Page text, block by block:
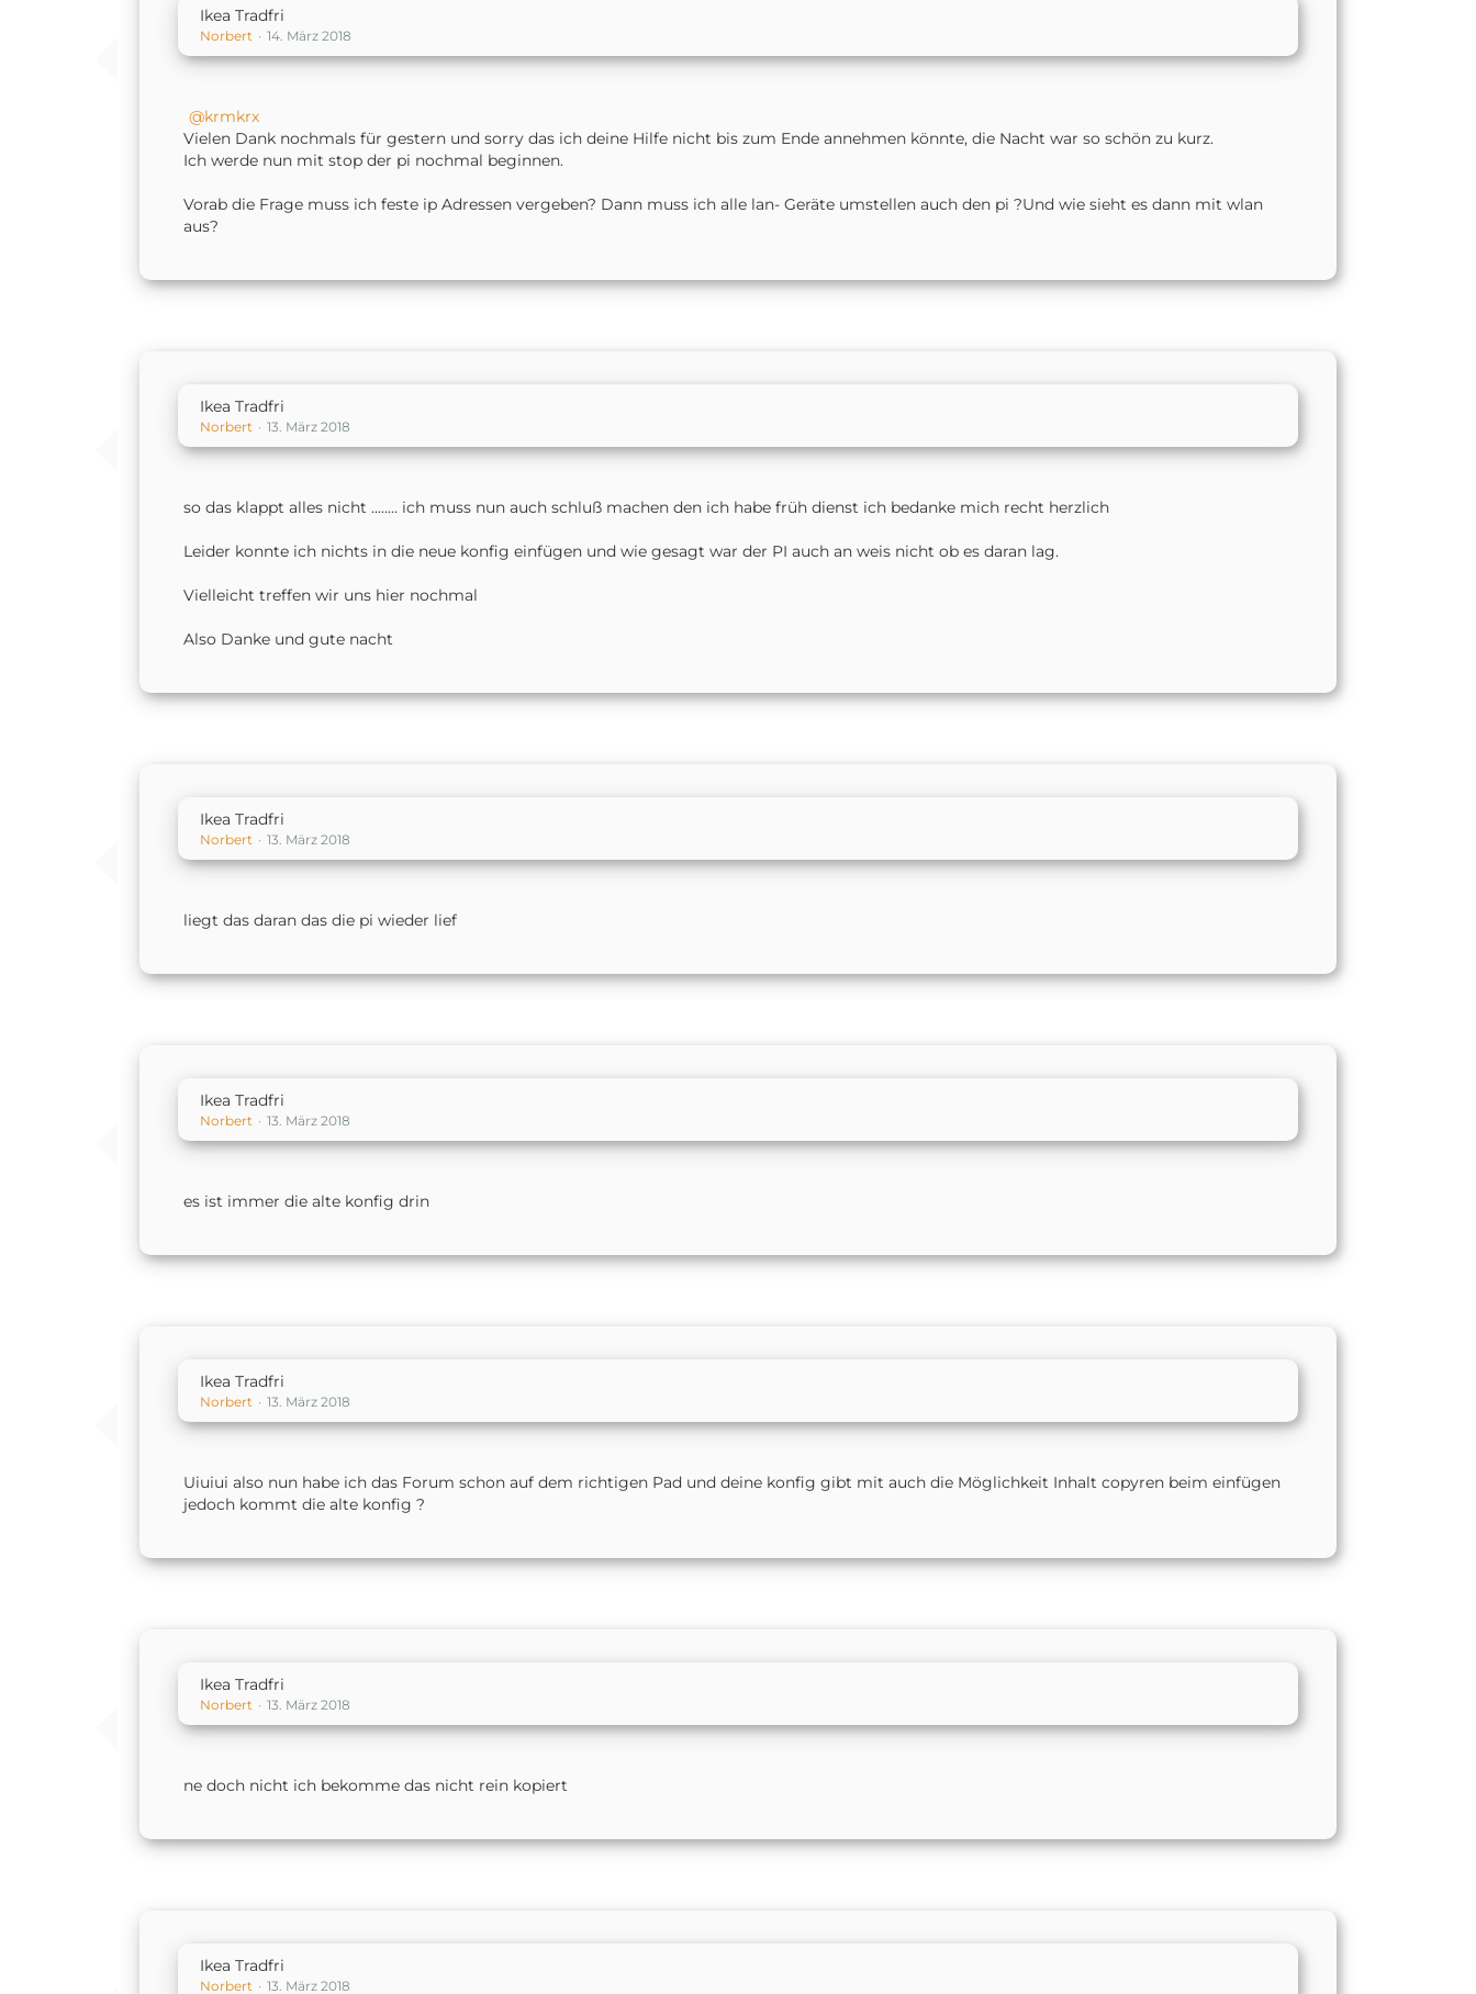
Ikea Tradfri
Norbert 14. März 2018
krmkrx
Vielen Dank nochmals für gestern und sorry das ich deine Hilfe nicht bis zum Ende annehmen könnte, die Nacht war so schön zu kurz.
Ich werde nun mit stop der pi nochmal beginnen.
Vorab die Frage muss ich feste ip Adressen vergeben? Dann muss ich alle lan- Geräte umstellen auch den pi ?Und wie sieht es dann mit wlan
aus?
Ikea Tradfri
Norbert 13. März 2018
so das klappt alles nicht ........ ich muss nun auch schluß machen den ich habe früh dienst ich bedanke mich recht herzlich
Leider konnte ich nichts in die neue konfig einfügen und wie gesagt war der PI auch an weis nicht ob es daran lag.
Vielleicht treffen wir uns hier nochmal
Also Danke und gute nacht
Ikea Tradfri
Norbert 13. März 2018
liegt das daran das die pi wieder lief
Ikea Tradfri
Norbert 13. März 2018
es ist immer die alte konfig drin
Ikea Tradfri
Norbert 13. März 2018
Uiuiui also nun habe ich das Forum schon auf dem richtigen Pad und deine konfig gibt mit auch die Möglichkeit Inhalt copyren beim einfügen
jedoch kommt die alte konfig ?
Ikea Tradfri
Norbert 13. März 2018
ne doch nicht ich bekomme das nicht rein kopiert
Ikea Tradfri
Norbert 13. März 2018